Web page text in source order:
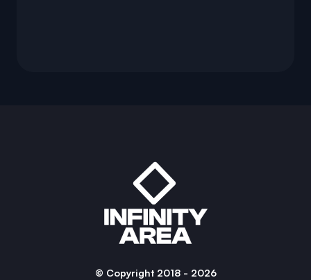
© Copyright 2018 - 2026